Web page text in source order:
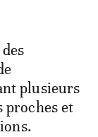
plusieurs
proches et